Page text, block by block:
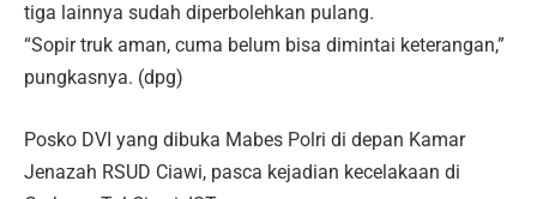
tiga lainnya sudah diperbolehkan pulang.
“Sopir truk aman, cuma belum bisa dimintai keterangan,”
pungkasnya. (dpg)
Posko DVI yang dibuka Mabes Polri di depan Kamar
Jenazah RSUD Ciawi, pasca kejadian kecelakaan di